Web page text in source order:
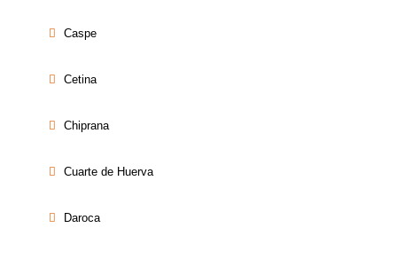
Caspe
Cetina
Chiprana
Cuarte de Huerva
Daroca